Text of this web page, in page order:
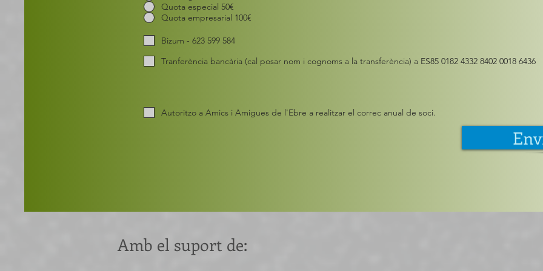
Quota especial 50€
Quota empresarial 100€
Bizum - 623 599 584
Tranferència bancària (cal posar nom i cognoms a la transferència) a ES85 0182 4332 8402 0018 6436
Autoritzo a Amics i Amigues de l'Ebre a realitzar el correc anual de soci.
Amb el suport de: